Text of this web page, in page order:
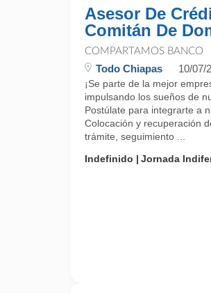
Asesor De
Comitán De
COMPARTAMOS BANCO
Todo Chiapas 10/07/
¡Se parte de la mejor
impulsando los sueños de
Postúlate para integrarte a
Colocación y recuperación
trámite, seguimiento ...
Indefinido
Jornada